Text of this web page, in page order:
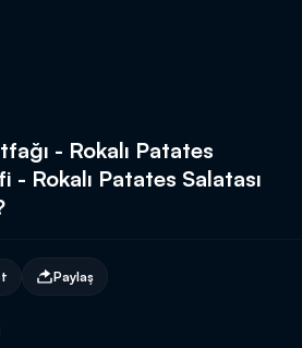
- Rokalı Patates
- Rokalı Patates Salatası
Paylaş